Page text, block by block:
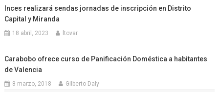
Inces realizará sendas jornadas de inscripción en Distrito
Capital y Miranda
18 abril, 2023 ltovar
Carabobo ofrece curso de Panificación Doméstica a habitantes
de Valencia
8 marzo, 2018 Gilberto Daly